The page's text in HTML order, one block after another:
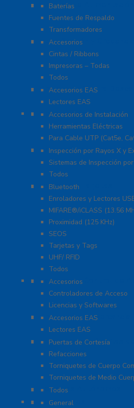
Fuentes de Alimentación
Baterías
Fuentes de Respaldo
Transformadores
Identificación y
Accesorios
Cintas / Ribbons
Impresoras – Todas
Todos
Protección Contra
Accesorios EAS
Lectores EAS
Herramientas
Accesorios de Instalación
Herramientas Eléctricas
Para Cable UTP (Cat5e,
Inspección por Rayos X y
Inspección por Rayos X y
Sistemas de Inspección
Todos
Lectoras y Tarjetas
Bluetooth
Enroladores y Lectores
MIFARE®/iCLASS (13.56
Proximidad (125 KHz)
SEOS
Tarjetas y Tags
UHF/ RFID
Todos
Paneles de Control de
Accesorios
Controladores de Acceso
Licencias y Softwares
Protección de Mercancía
Accesorios EAS
Lectores EAS
Torniquetes y Puertas
Puertas de Cortesía
Refacciones
Torniquetes de Cuerpo
Torniquetes de Medio
Teclados Autónomos
Todos
Refacciones
General